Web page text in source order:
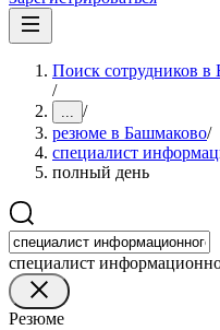
Поиск сотрудников в
/
... /
резюме в Башмаково/
специалист
полный день
специалист
Резюме